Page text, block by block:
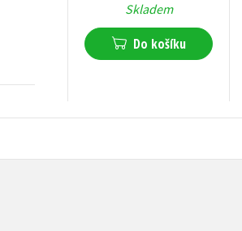
Skladem
Do košíku